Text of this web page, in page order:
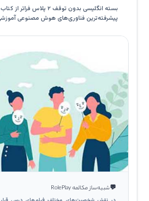
بسته انگلیسی بدون توقف ۲
پیشرفته‌ترین فناوری‌های هوش مصنوعی
💬شبیه‌ساز مکالمه RolePlay